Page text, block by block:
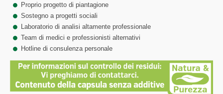
Proprio progetto di piantagione
Sostegno a progetti sociali
Laboratorio di analisi altamente professionale
Team di medici e professionisti alternativi
Hotline di consulenza personale